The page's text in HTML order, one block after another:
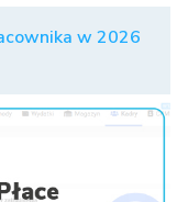
w 2026